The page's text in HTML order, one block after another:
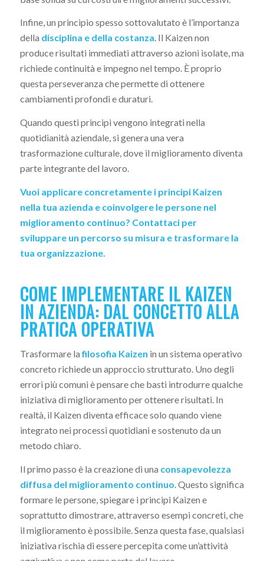
Infine, un principio spesso sottovalutato è l’importanza
della disciplina e della costanza. Il Kaizen non
produce risultati immediati attraverso azioni isolate, ma
richiede continuità e impegno nel tempo. È proprio
questa perseveranza che permette di ottenere
cambiamenti profondi e duraturi.
Quando questi principi vengono integrati nella
quotidianità aziendale, si genera una vera
trasformazione culturale, dove il miglioramento diventa
parte integrante del lavoro.
Vuoi applicare concretamente i principi Kaizen
nella tua azienda e coinvolgere le persone nel
miglioramento continuo? Contattaci per
sviluppare un percorso su misura e trasformare la
tua organizzazione.
COME IMPLEMENTARE IL KAIZEN
IN AZIENDA: DAL CONCETTO ALLA
PRATICA OPERATIVA
Trasformare lafilosofia Kaizen in un sistema operativo
concreto richiede un approccio strutturato. Uno degli
errori più comuni è pensare che basti introdurre qualche
iniziativa di miglioramento per ottenere risultati. In
realtà, il Kaizen diventa efficace solo quando viene
integrato nei processi quotidiani e sostenuto da un
metodo chiaro.
Il primo passo è la creazione di una consapevolezza
diffusa del miglioramento continuo . Questo significa
formare le persone, spiegare i principi Kaizen e
soprattutto dimostrare, attraverso esempi concreti, che
il miglioramento è possibile. Senza questa fase, qualsiasi
iniziativa rischia di essere percepita come un’attività